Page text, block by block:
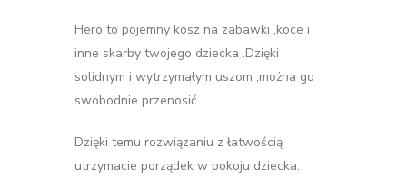
Hero to pojemny kosz na zabawki ,koce i
inne skarby twojego dziecka .Dzięki
solidnym i wytrzymałym uszom ,można go
swobodnie przenosić .
Dzięki temu rozwiązaniu z łatwością
utrzymacie porządek w pokoju dziecka.